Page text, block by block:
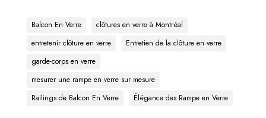
Balcon En Verre
clôtures en verre à Montréal
entretenir clôture en verre
Entretien de la clôture en verre
garde-corps en verre
mesurer une rampe en verre sur mesure
Railings de Balcon En Verre
Élégance des Rampe en Verre